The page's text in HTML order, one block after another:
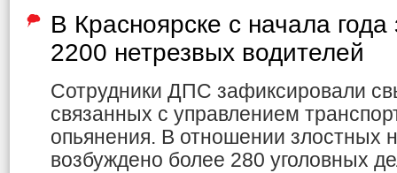
В Красноярске с начала
2200 нетрезвых водителей
Сотрудники ДПС зафиксировали
связанных с управлением
опьянения. В отношении злостных
возбуждено более 280 уголовных